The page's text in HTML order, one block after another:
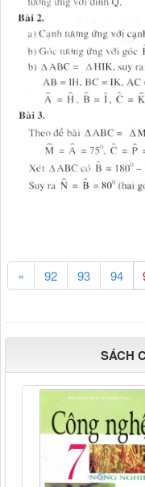
« 92 93 94
SÁCH